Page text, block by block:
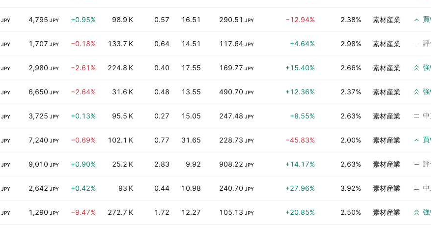
JPY 4,795 JPY +0.95% 98.9 K 0.57 16.51 290.51 JPY −12.94% 2.38% 素材産業 買い
JPY 1,707 JPY −0.18% 133.7 K 0.64 14.51 117.64 JPY +4.64% 2.98% 素材産業 評価な
JPY 2,980 JPY −2.61% 224.8 K 0.40 17.55 169.77 JPY +15.40% 2.66% 素材産業 強い買
JPY 6,650 JPY −2.64% 31.6 K 0.48 13.55 490.70 JPY +12.36% 2.37% 素材産業 強い買
JPY 3,725 JPY +0.13% 95.5 K 0.27 15.05 247.48 JPY +8.55% 2.63% 素材産業 中立
JPY 7,240 JPY −0.69% 102.1 K 0.77 31.65 228.73 JPY −45.83% 2.00% 素材産業 買い
JPY 9,010 JPY +0.90% 25.2 K 2.83 9.92 908.22 JPY +14.17% 2.63% 素材産業 評価な
JPY 2,642 JPY +0.42% 93 K 0.44 10.98 240.70 JPY +27.96% 3.92% 素材産業 中立
JPY 1,290 JPY −9.47% 272.7 K 1.72 12.27 105.13 JPY +20.85% 2.50% 素材産業 強い買